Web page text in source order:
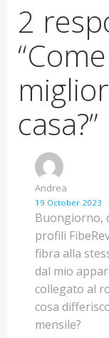
2
casa?”
Andrea
19 October 2023
Buongiorno,
profili
fibra alla
dal mio
collegato al
cosa
mensile?